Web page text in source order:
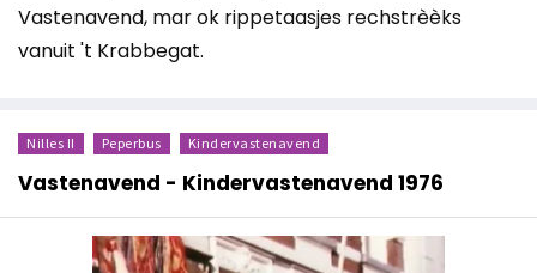
Vastenavend, mar ok rippetaasjes rechstrèèks
vanuit 't Krabbegat.
Nilles II Peperbus Kindervastenavend
Vastenavend - Kindervastenavend 1976